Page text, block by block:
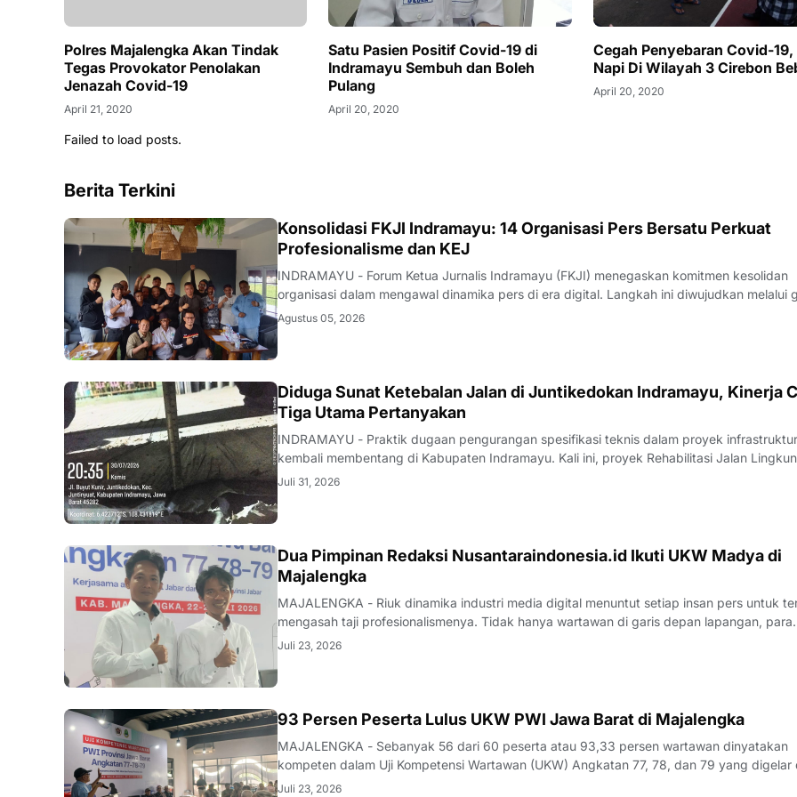
Polres Majalengka Akan Tindak
Tegas Provokator Penolakan
Jenazah Covid-19
April 21, 2020
Satu Pasien Positif Covid-19 di
Indramayu Sembuh dan Boleh
Pulang
April 20, 2020
Cegah Penyebaran Covid-
Napi Di Wilayah 3 Cirebon
April 20, 2020
Failed to load posts.
Berita Terkini
Konsolidasi FKJI Indramayu: 14 Organisasi Pers Bersatu Perkuat
Profesionalisme dan KEJ
INDRAMAYU - Forum Ketua Jurnalis Indramayu (FKJI) menegaskan komitmen kesolidan
organisasi dalam mengawal dinamika pers di era digital. Langkah ini diwujudkan melalui
rapat konsolidasi internal bertempat di Rumah Makan Payoe, Jalan Olahraga, Indramayu,
Agustus 05, 2026
KRIMINAL
Diduga Sunat Ketebalan Jalan di Juntikedokan Indramayu, Kinerja
Tiga Utama Pertanyakan
INDRAMAYU - Praktik dugaan pengurangan spesifikasi teknis dalam proyek
kembali membentang di Kabupaten Indramayu. Kali ini, proyek Rehabilitasi Jalan
Desa Juntikedokan I, Kecamatan Juntinyuat, berada di bawah sorotan tajam lantaran
Juli 31, 2026
Dua Pimpinan Redaksi Nusantaraindonesia.id Ikuti UKW Madya di
Majalengka
MAJALENGKA - Riuk dinamika industri media digital menuntut setiap insan pers untuk
mengasah taji profesionalismenya. Tidak hanya wartawan di garis depan lapangan, para
nakhoda redaksi pun merasa perlu kembali bercermin dan menguji kapasitas diri demi
Juli 23, 2026
93 Persen Peserta Lulus UKW PWI Jawa Barat di Majalengka
MAJALENGKA - Sebanyak 56 dari 60 peserta atau 93,33 persen wartawan dinyatakan
kompeten dalam Uji Kompetensi Wartawan (UKW) Angkatan 77, 78, dan 79 yang digelar
Majalengka pada 22–23 Juli 2026.Penguji UKW, Rita, menyampaikan hasil evaluasi akhir
Juli 23, 2026